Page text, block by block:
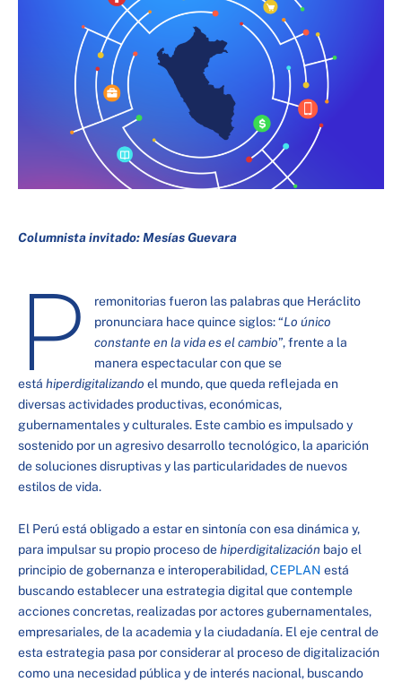
Columnista invitado: Mesías Guevara
P
remonitorias fueron las palabras que Heráclito
pronunciara hace quince siglos: “Lo único
constante en la vida es el cambio”, frente a la
manera espectacular con que se
está hiperdigitalizando el mundo, que queda reflejada en
diversas actividades productivas, económicas,
gubernamentales y culturales. Este cambio es impulsado y
sostenido por un agresivo desarrollo tecnológico, la aparición
de soluciones disruptivas y las particularidades de nuevos
estilos de vida.
El Perú está obligado a estar en sintonía con esa dinámica y,
para impulsar su propio proceso dehiperdigitalización bajo el
principio de gobernanza e interoperabilidad,CEPLAN está
buscando establecer una estrategia digital que contemple
acciones concretas, realizadas por actores gubernamentales,
empresariales, de la academia y la ciudadanía. El eje central de
esta estrategia pasa por considerar al proceso de digitalización
como una necesidad pública y de interés nacional, buscando